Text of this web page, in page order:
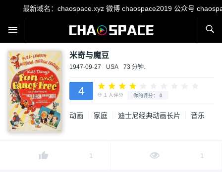
最新域名：chaospace.xyz 微博 chaospace2019 公众号
米奇与魔豆
1947-09-27 USA 73 分钟.
你的评分：0
4 1 人评分
动画 家庭 迪士尼经典动画长片 音乐
1 1